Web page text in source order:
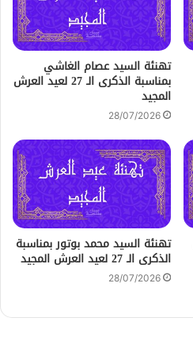
تهنئة السيد عصام الغاشي
بمناسبة الذكرى الـ 27 لعيد العرش
المجيد
28/07/2026
تهنئة السيد محمد بوتور بمناسبة
الذكرى الـ 27 لعيد العرش المجيد
28/07/2026